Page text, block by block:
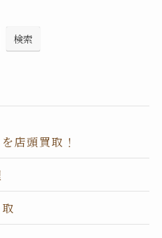
検索
店頭買取！